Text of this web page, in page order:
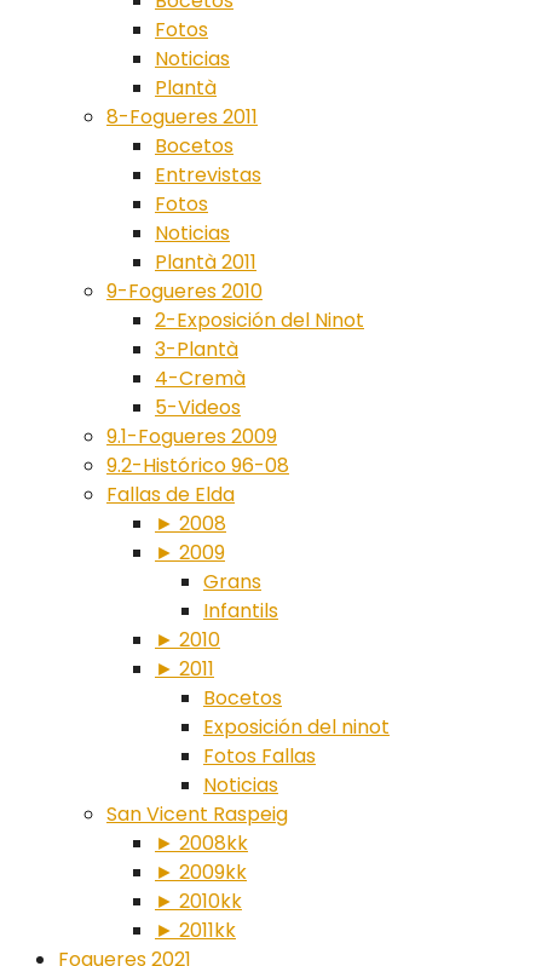
Fotos
Noticias
Plantà
8-Fogueres 2011
Bocetos
Entrevistas
Fotos
Noticias
Plantà 2011
9-Fogueres 2010
2-Exposición del Ninot
3-Plantà
4-Cremà
5-Videos
9.1-Fogueres 2009
9.2-Histórico 96-08
Fallas de Elda
► 2008
► 2009
Grans
Infantils
► 2010
► 2011
Bocetos
Exposición del ninot
Fotos Fallas
Noticias
San Vicent Raspeig
► 2008kk
► 2009kk
► 2010kk
► 2011kk
Fogueres 2021